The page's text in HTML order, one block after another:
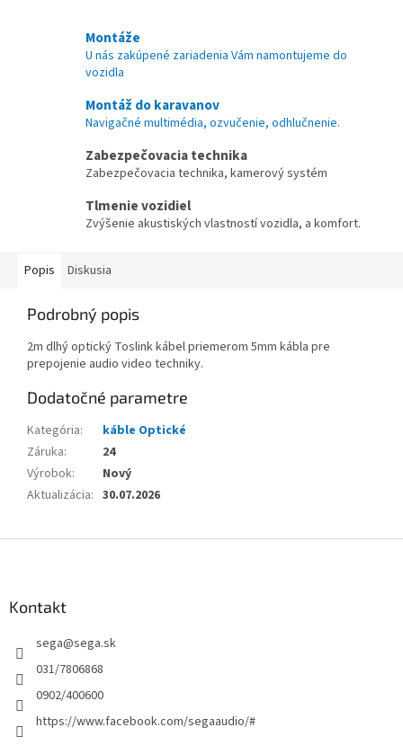
Montáže
U nás zakúpené zariadenia Vám namontujeme do
vozidla
Montáž do karavanov
Navigačné multimédia, ozvučenie, odhlučnenie.
Zabezpečovacia technika
Zabezpečovacia technika, kamerový systém
Tlmenie vozidiel
Zvýšenie akustiských vlastností vozidla, a komfort.
Popis Diskusia
Podrobný popis
2m dlhý optický Toslink kábel priemerom 5mm kábla pre
prepojenie audio video techniky.
Dodatočné parametre
Kategória:
káble Optické
Záruka:
24
Výrobok:
Nový
Aktualizácia: 30.07.2026
Kontakt
sega@sega.sk
031/7806868
0902/400600
https://www.facebook.com/segaaudio/#